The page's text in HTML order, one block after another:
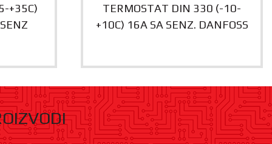
+35C)
TERMOSTAT DIN 330 (-10-
+10C) 16A SA SENZ. DANFOSS